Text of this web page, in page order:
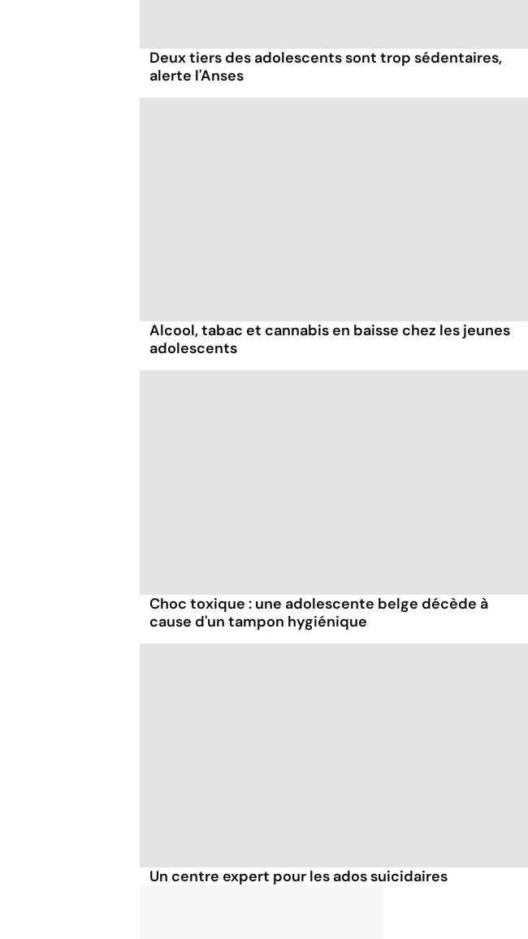
Deux tiers des adolescents sont trop sédentaires,
alerte l'Anses
Alcool, tabac et cannabis en baisse chez les jeunes
adolescents
Choc toxique : une adolescente belge décède à
cause d'un tampon hygiénique
Un centre expert pour les ados suicidaires